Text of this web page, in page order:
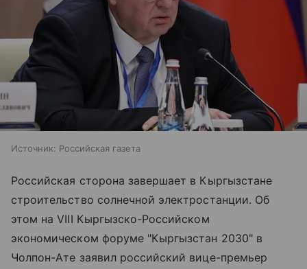
Источник: Российская газета
Российская сторона завершает в Кыргызстане
строительство солнечной электростанции. Об
этом на VIII Кыргызско-Российском
экономическом форуме "Кыргызстан 2030" в
Чолпон-Ате заявил российский вице-премьер